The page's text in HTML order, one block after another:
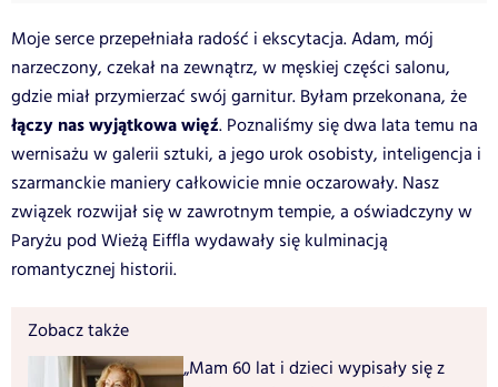
Moje serce przepełniała radość i ekscytacja. Adam, mój
narzeczony, czekał na zewnątrz, w męskiej części salonu,
gdzie miał przymierzać swój garnitur. Byłam przekonana, że
łączy nas wyjątkowa więź. Poznaliśmy się dwa lata temu na
wernisażu w galerii sztuki, a jego urok osobisty, inteligencja i
szarmanckie maniery całkowicie mnie oczarowały. Nasz
związek rozwijał się w zawrotnym tempie, a oświadczyny w
Paryżu pod Wieżą Eiffla wydawały się kulminacją
romantycznej historii.
Zobacz także
„Mam 60 lat i dzieci wypisały się z